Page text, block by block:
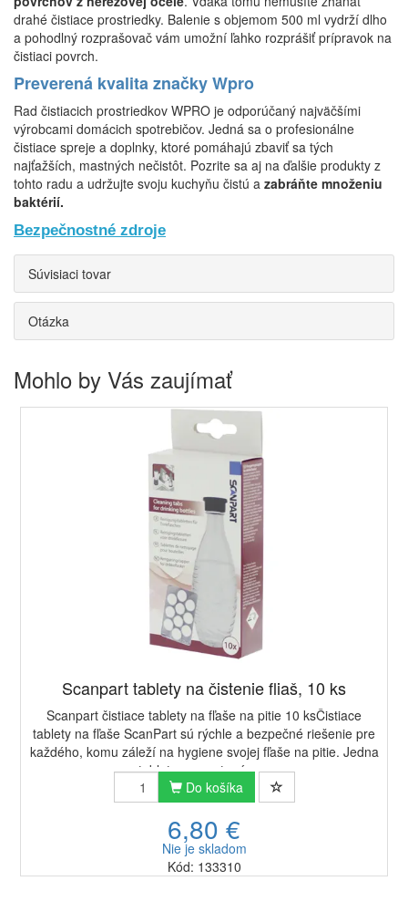
drahé čistiace prostriedky. Balenie s objemom 500 ml vydrží dlho
a pohodlný rozprašovač vám umožní ľahko rozprášiť prípravok na
čistiaci povrch.
Preverená kvalita značky Wpro
Rad čistiacich prostriedkov WPRO je odporúčaný najväčšími
výrobcami domácich spotrebičov. Jedná sa o profesionálne
čistiace spreje a doplnky, ktoré pomáhajú zbaviť sa tých
najťažších, mastných nečistôt. Pozrite sa aj na ďalšie produkty z
tohto radu a udržujte svoju kuchyňu čistú a zabráňte množeniu
baktérií.
Bezpečnostné zdroje
Súvisiaci tovar
Otázka
Mohlo by Vás zaujímať
Scanpart tablety na čistenie fliaš, 10 ks
Scanpart čistiace tablety na fľaše na pitie 10 ksČistiace
tablety na fľaše ScanPart sú rýchle a bezpečné riešenie pre
každého, komu záleží na hygiene svojej fľaše na pitie. Jedna
tableta rozpustená v ...
Do košíka
6,80 €
Nie je skladom
Kód: 133310